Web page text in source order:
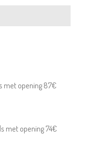
met opening 87€
met opening 74€